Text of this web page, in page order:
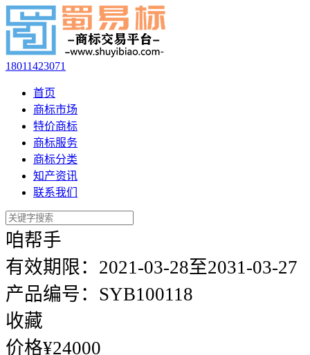
18011423071
首页
商标市场
特价商标
商标服务
商标分类
知产资讯
联系我们
咱帮手
有效期限： 2021-03-28至2031-03-27
产品编号： SYB100118
收藏
价格¥24000